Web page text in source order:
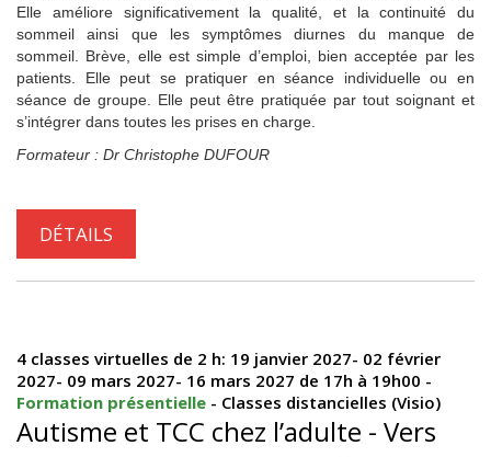
Elle améliore significativement la qualité, et la continuité du
sommeil ainsi que les symptômes diurnes du manque de
sommeil. Brève, elle est simple d’emploi, bien acceptée par les
patients. Elle peut se pratiquer en séance individuelle ou en
séance de groupe. Elle peut être pratiquée par tout soignant et
s’intégrer dans toutes les prises en charge.
Formateur : Dr Christophe DUFOUR
DÉTAILS
4 classes virtuelles de 2 h: 19 janvier 2027- 02 février
2027- 09 mars 2027- 16 mars 2027 de 17h à 19h00 -
Formation présentielle - Classes distancielles (Visio)
Autisme et TCC chez l’adulte - Vers